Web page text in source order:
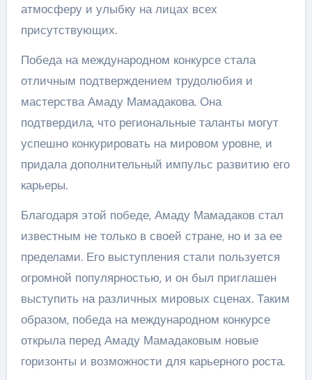
атмосферу и улыбку на лицах всех
присутствующих.
Победа на международном конкурсе стала
отличным подтверждением трудолюбия и
мастерства Амаду Мамадакова. Она
подтвердила, что региональные таланты могут
успешно конкурировать на мировом уровне, и
придала дополнительный импульс развитию его
карьеры.
Благодаря этой победе, Амаду Мамадаков стал
известным не только в своей стране, но и за ее
пределами. Его выступления стали пользуется
огромной популярностью, и он был приглашен
выступить на различных мировых сценах. Таким
образом, победа на международном конкурсе
открыла перед Амаду Мамадаковым новые
горизонты и возможности для карьерного роста.